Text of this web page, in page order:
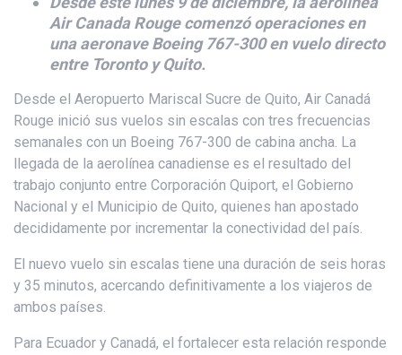
Air Canada Rouge comenzó operaciones en
una aeronave Boeing 767-300 en vuelo directo
entre Toronto y Quito.
Desde el Aeropuerto Mariscal Sucre de Quito, Air Canadá
Rouge inició sus vuelos sin escalas con tres frecuencias
semanales con un Boeing 767-300 de cabina ancha. La
llegada de la aerolínea canadiense es el resultado del
trabajo conjunto entre Corporación Quiport, el Gobierno
Nacional y el Municipio de Quito, quienes han apostado
decididamente por incrementar la conectividad del país.
El nuevo vuelo sin escalas tiene una duración de seis horas
y 35 minutos, acercando definitivamente a los viajeros de
ambos países.
Para Ecuador y Canadá, el fortalecer esta relación responde